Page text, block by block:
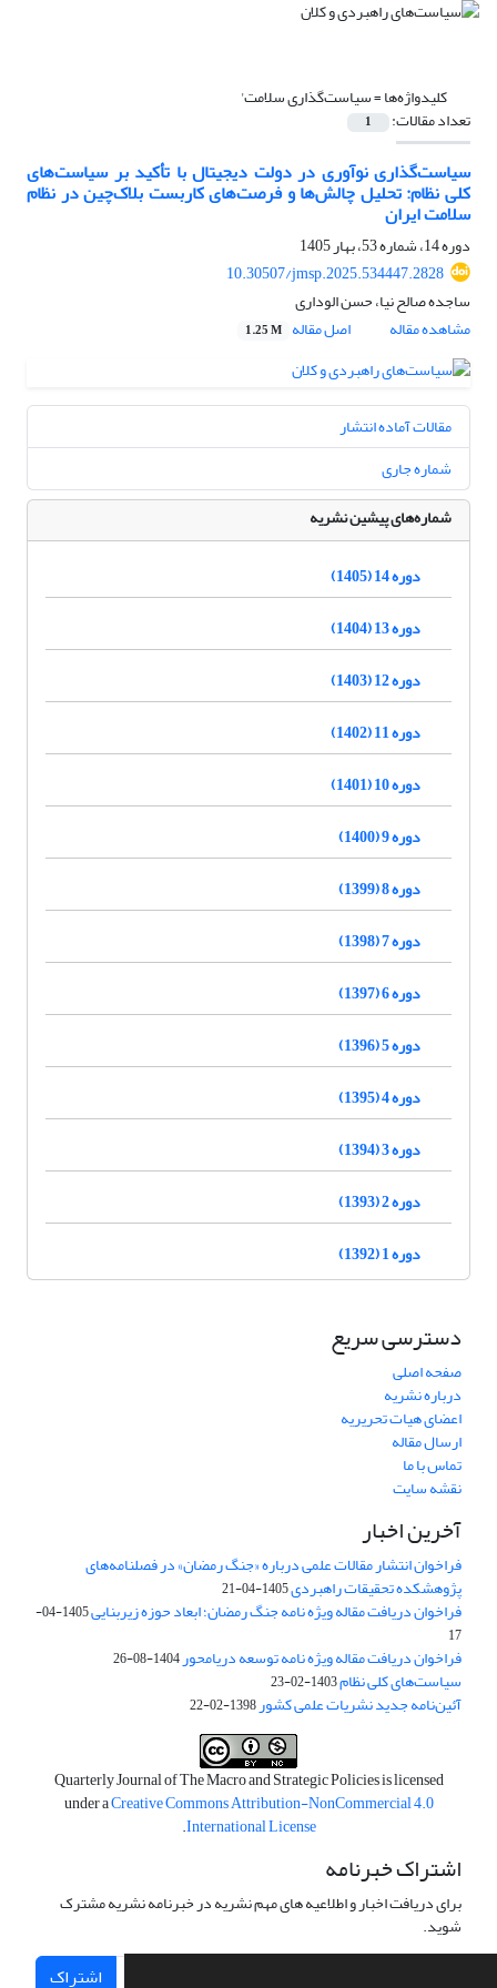
کلیدواژه‌ها =سیاست‌گذاری سلامت'
تعداد مقالات: 1
سیاست‌گذاری نوآوری در دولت دیجیتال با تأکید بر سیاست‌های
کلی نظام: تحلیل چالش‌ها و فرصت‌های کاربست بلاک‌چین در نظام
سلامت ایران
دوره 14، شماره 53، بهار 1405
10.30507/jmsp.2025.534447.2828
ساجده صالح نیا، حسن الوداری
مشاهده مقاله
اصل مقاله 1.25 M
مقالات آماده انتشار
شماره جاری
شماره‌های پیشین نشریه
دوره 14 (1405)
دوره 13 (1404)
دوره 12 (1403)
دوره 11 (1402)
دوره 10 (1401)
دوره 9 (1400)
دوره 8 (1399)
دوره 7 (1398)
دوره 6 (1397)
دوره 5 (1396)
دوره 4 (1395)
دوره 3 (1394)
دوره 2 (1393)
دوره 1 (1392)
دسترسی سریع
صفحه اصلی
درباره نشریه
اعضای هیات تحریریه
ارسال مقاله
تماس با ما
نقشه سایت
آخرین اخبار
فراخوان انتشار مقالات علمی درباره «جنگ رمضان» در فصلنامه‌های
پژوهشکده تحقیقات راهبردی1405-04-21
فراخوان دریافت مقاله ویژه نامه جنگ رمضان؛ ابعاد حوزه زیربنایی
1405-04-
17
فراخوان دریافت مقاله ویژه نامه توسعه دریامحور1404-08-26
سیاست‌های کلی نظام1403-02-23
آئین‌نامه جدید نشریات علمی کشور1398-02-22
Quarterly Journal of The Macro and Strategic Policies is licensed
under aCreative Commons Attribution-NonCommercial 4.0
International License
.
اشتراک خبرنامه
برای دریافت اخبار و اطلاعیه های مهم نشریه در خبرنامه نشریه مشترک
شوید.
اشتراک